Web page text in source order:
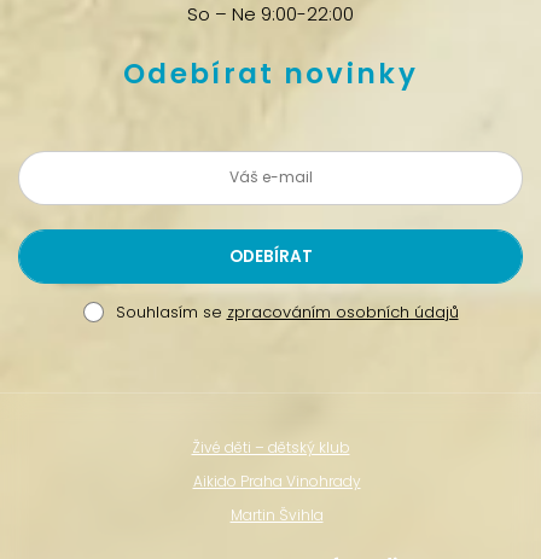
So – Ne 9:00-22:00
Odebírat novinky
Souhlasím se zpracováním osobních údajů
Živé děti – dětský klub
Aikido Praha Vinohrady
Martin Švihla